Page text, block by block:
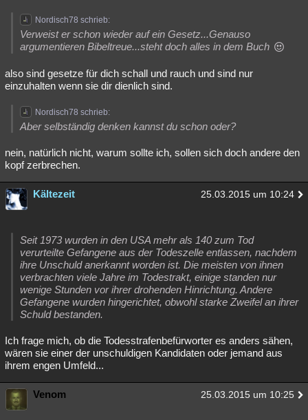
Nordisch78 schrieb:
Verweist er schon wieder auf ein Gesetz...Genauso
argumentieren Bibeltreue...steht doch alles in dem Buch
also sind gesetze für dich schall und rauch und sind nur
einzuhalten wenn sie dir dienlich sind.
Nordisch78 schrieb:
Aber selbständig denken kannst du schon oder?
nein, natürlich nicht, warum sollte ich, sollen sich doch andere den
kopf zerbrechen.
Kältezeit 25.03.2015 um 10:24
Seit 1973 wurden in den USA mehr als 140 zum Tod
verurteilte Gefangene aus der Todeszelle entlassen, nachdem
ihre Unschuld anerkannt worden ist. Die meisten von ihnen
verbrachten viele Jahre im Todestrakt, einige standen nur
wenige Stunden vor ihrer drohenden Hinrichtung. Andere
Gefangene wurden hingerichtet, obwohl starke Zweifel an ihrer
Schuld bestanden.
Ich frage mich, ob die Todesstrafenbefürworter es anders sähen,
wären sie einer der unschuldigen Kandidaten oder jemand aus
ihrem engen Umfeld...
Venom 25.03.2015 um 10:25